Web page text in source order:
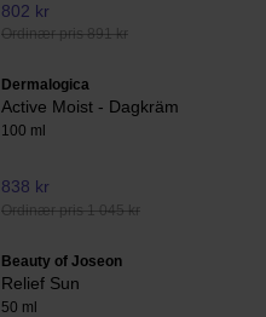
802 kr
Ordinær pris 891 kr
Dermalogica
Active Moist - Dagkräm
100 ml
838 kr
Ordinær pris 1 045 kr
Beauty of Joseon
Relief Sun
50 ml